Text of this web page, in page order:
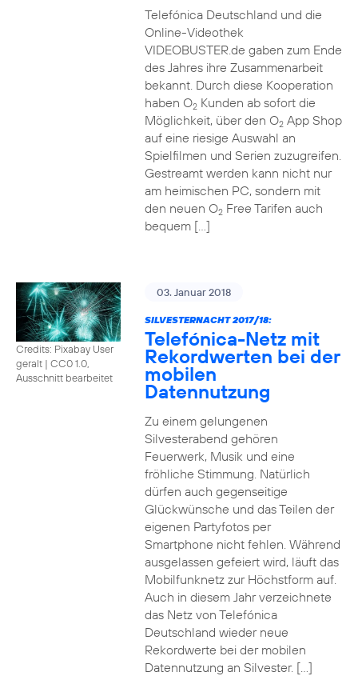
Telefónica Deutschland und die
Online-Videothek
VIDEOBUSTER.de gaben zum Ende
des Jahres ihre Zusammenarbeit
bekannt. Durch diese Kooperation
haben O2Kunden ab sofort die
Möglichkeit, über den O2App Shop
auf eine riesige Auswahl an
Spielfilmen und Serien zuzugreifen.
Gestreamt werden kann nicht nur
am heimischen PC, sondern mit
den neuen O2Free Tarifen auch
bequem […]
Credits: Pixabay User
geralt | CC0 1.0,
Ausschnitt bearbeitet
03. Januar 2018
SILVESTERNACHT 2017/18:
Telefónica-Netz mit
Rekordwerten bei der
mobilen
Datennutzung
Zu einem gelungenen
Silvesterabend gehören
Feuerwerk, Musik und eine
fröhliche Stimmung. Natürlich
dürfen auch gegenseitige
Glückwünsche und das Teilen der
eigenen Partyfotos per
Smartphone nicht fehlen. Während
ausgelassen gefeiert wird, läuft das
Mobilfunknetz zur Höchstform auf.
Auch in diesem Jahr verzeichnete
das Netz von Telefónica
Deutschland wieder neue
Rekordwerte bei der mobilen
Datennutzung an Silvester. […]